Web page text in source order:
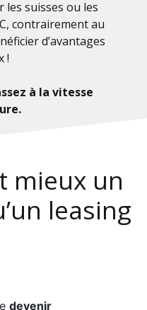
les suisses ou les
contrairement au
d’avantages
!
à la vitesse
mieux un
leasing
devenir